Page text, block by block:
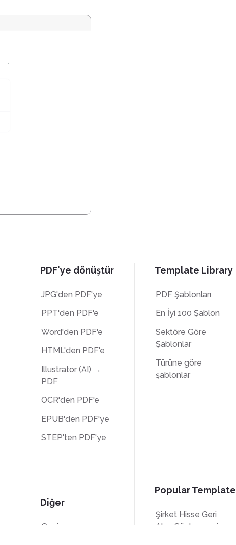
PDF'ye dönüştür
JPG'den PDF'ye
PPT'den PDF'e
Word'den PDF'e
HTML'den PDF'e
Illustrator (AI) →
PDF
OCR'den PDF'e
EPUB'den PDF'ye
STEP'ten PDF'ye
Diğer
Çevir
Template Library
PDF Şablonları
En İyi 100 Şablon
Sektöre Göre
Şablonlar
Türüne göre
şablonlar
Popular
Şirket Hisse Geri
Alım Sözleşmesi